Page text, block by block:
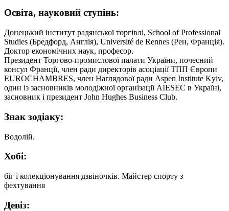
Освіта, науковий ступiнь:
Донецький інститут радянської торгівлі, School of Professional
Studies (Бредфорд, Англія), Université de Rennes (Рен, Франція).
Доктор економічних наук, професор.
Президент Торгово-промислової палати України, почесний
консул Франції, член ради директорів асоціації ТПП Європи
EUROCHAMBRES, член Наглядової ради Aspen Institute Kyiv,
один із засновників молодіжної організації AIESEC в Україні,
засновник і президент John Hughes Business Club.
Знак зодіаку:
Водолій.
Хобі:
біг і колекціонування дзвіночків. Майстер спорту з
фехтування
Девіз: